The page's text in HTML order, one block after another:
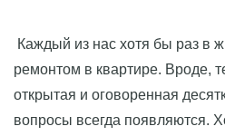
Каждый из нас хотя бы раз в
ремонтом в квартире. Вроде,
открытая и оговоренная
вопросы всегда появляются.